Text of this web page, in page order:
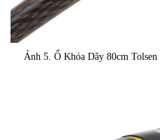
Ảnh 5. Ổ Khóa Dây 80cm Tolsen